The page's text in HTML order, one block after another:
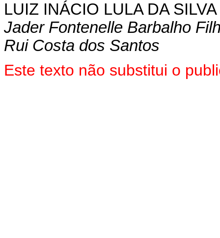
LUIZ INÁCIO LULA DA SILVA
Jader Fontenelle Barbalho
Rui Costa dos Santos
Este texto não substitui o